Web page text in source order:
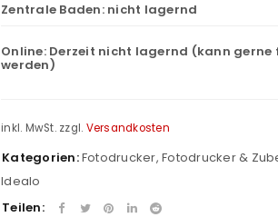
Zentrale Baden: nicht lagernd
Online: Derzeit nicht lagernd (kann gerne
werden)
inkl. MwSt. zzgl. Versandkosten
Kategorien:Fotodrucker, Fotodrucker &
Idealo
Teilen: